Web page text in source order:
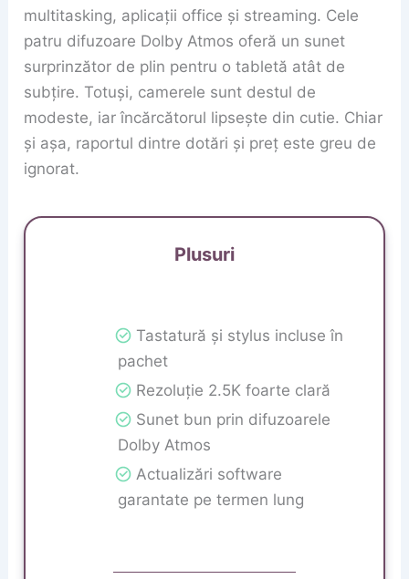
multitasking, aplicații office și streaming. Cele
patru difuzoare Dolby Atmos oferă un sunet
surprinzător de plin pentru o tabletă atât de
subțire. Totuși, camerele sunt destul de
modeste, iar încărcătorul lipsește din cutie. Chiar
și așa, raportul dintre dotări și preț este greu de
ignorat.
Plusuri
Tastatură și stylus incluse în
pachet
Rezoluție 2.5K foarte clară
Sunet bun prin difuzoarele
Dolby Atmos
Actualizări software
garantate pe termen lung